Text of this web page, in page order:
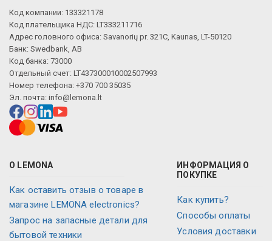
Код компании: 133321178
Код плательщика НДС: LT333211716
Адрес головного офиса: Savanorių pr. 321C, Kaunas, LT-50120
Банк: Swedbank, AB
Код банка: 73000
Отдельный счет: LT437300010002507993
Номер телефона: +370 700 35035
Эл. почта: info@lemona.lt
О LEMONA
Как оставить отзыв о товаре в
магазине LEMONA electronics?
Запрос на запасные детали для
бытовой техники
ИНФОРМАЦИЯ О
ПОКУПКЕ
Как купить?
Способы оплаты
Условия доставки